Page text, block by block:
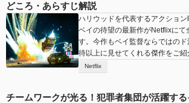
どころ・あらすじ解説
ハリウッドを代表するアクション
ベイの待望の最新作がNetflixにて
す。今作もベイ監督ならではの
待以上に見せてくれる傑作をご
Netflix
チームワークが光る！犯罪者集団が活躍す